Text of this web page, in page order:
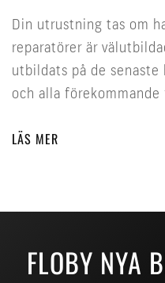
Din utrustning tas om
reparatörer är
utbildats på de senaste
och alla förekommande
LÄS MER
FLOBY NYA